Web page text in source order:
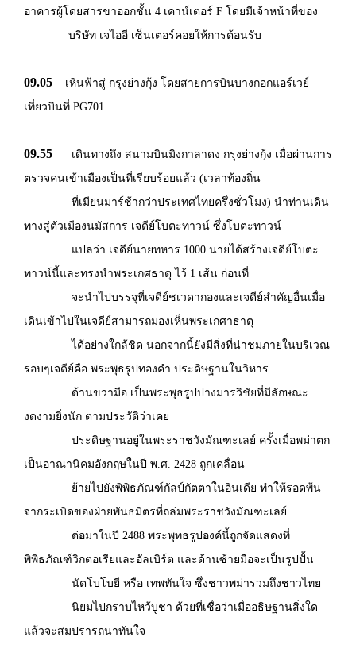
อาคารผู้โดยสารขาออกชั้น 4 เคาน์เตอร์ F โดยมีเจ้าหน้าที่ของ
บริษัท เจไออี เซ็นเตอร์คอยให้การต้อนรับ
09.05
เหินฟ้าสู่ กรุงย่างกุ้ง โดยสายการบินบางกอกแอร์เวย์
เที่ยวบินที่ PG701
09.55
เดินทางถึง สนามบินมิงกาลาดง กรุงย่างกุ้ง เมื่อผ่านการ
ตรวจคนเข้าเมืองเป็นที่เรียบร้อยแล้ว (เวลาท้องถิ่น
ที่เมียนมาร์ช้ากว่าประเทศไทยครึ่งชั่วโมง) นำท่านเดิน
ทางสู่ตัวเมืองนมัสการ เจดีย์โบตะทาวน์ ซึ่งโบตะทาวน์
แปลว่า เจดีย์นายทหาร 1000 นายได้สร้างเจดีย์โบตะ
ทาวน์นี้และทรงนำพระเกศธาตุ ไว้ 1 เส้น ก่อนที่
จะนำไปบรรจุที่เจดีย์ชเวดากองและเจดีย์สำคัญอื่นเมื่อ
เดินเข้าไปในเจดีย์สามารถมองเห็นพระเกศาธาตุ
ได้อย่างใกล้ชิด นอกจากนี้ยังมีสิ่งที่น่าชมภายในบริเวณ
รอบๆเจดีย์คือ พระพุธรูปทองคำ ประดิษฐานในวิหาร
ด้านขวามือ เป็นพระพุธรูปปางมารวิชัยที่มีลักษณะ
งดงามยิ่งนัก ตามประวัติว่าเคย
ประดิษฐานอยู่ในพระราชวังมัณฑะเลย์ ครั้งเมื่อพม่าตก
เป็นอาณานิคมอังกฤษในปี พ.ศ. 2428 ถูกเคลื่อน
ย้ายไปยังพิพิธภัณฑ์กัลป์กัตตาในอินเดีย ทำให้รอดพ้น
จากระเบิดของฝ่ายพันธมิตรที่ถล่มพระราชวังมัณฑะเลย์
ต่อมาในปี 2488 พระพุทธรูปองค์นี้ถูกจัดแสดงที่
พิพิธภัณฑ์วิกตอเรียและอัลเบิร์ต และด้านซ้ายมือจะเป็นรูปปั้น
นัตโบโบยี หรือ เทพทันใจ ซึ่งชาวพม่ารวมถึงชาวไทย
นิยมไปกราบไหว้บูชา ด้วยที่เชื่อว่าเมื่ออธิษฐานสิ่งใด
แล้วจะสมปรารถนาทันใจ